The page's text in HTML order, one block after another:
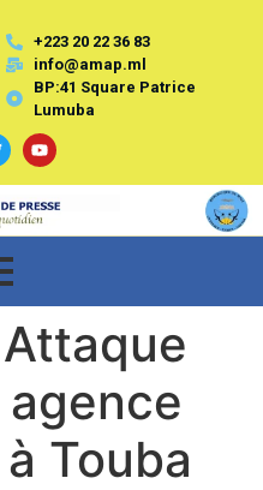
+223 20 22 36 83
info@amap.ml
BP:41 Square Patrice
Lumuba
Touba